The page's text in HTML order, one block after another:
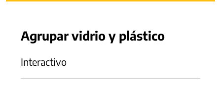
Agrupar vidrio y plástico
Interactivo